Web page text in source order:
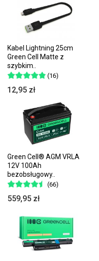
Kabel Lightning 25cm
Green Cell Matte z
szybkim..
(16)
12,95 zł
Green Cell® AGM VRLA
12V 100Ah
bezobsługowy..
(66)
559,95 zł